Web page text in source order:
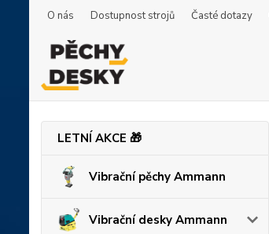
O nás Dostupnost strojů Časté dotazy
LETNÍ AKCE 🎁
Vibrační pěchy Ammann
Vibrační desky Ammann